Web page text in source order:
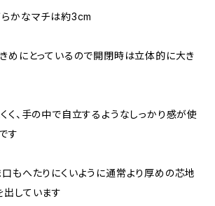
かなマチは約3cm
めにとっているので開閉時は立体的に大き
く、手の中で自立するようなしっかり感が使
す
もへたりにくいように通常より厚めの芯地
しています